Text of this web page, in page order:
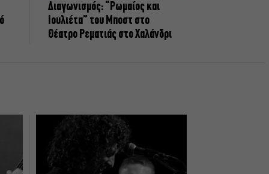
Διαγωνισμός: “Ρωμαίος και
Ιουλιέτα” του Μποστ στο
Θέατρο Ρεματιάς στο Χαλάνδρι